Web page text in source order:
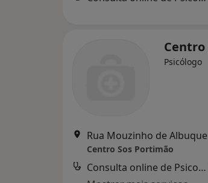
Centro
Psicólogo
Centro Sos Portimão
Consulta online de Psicologia